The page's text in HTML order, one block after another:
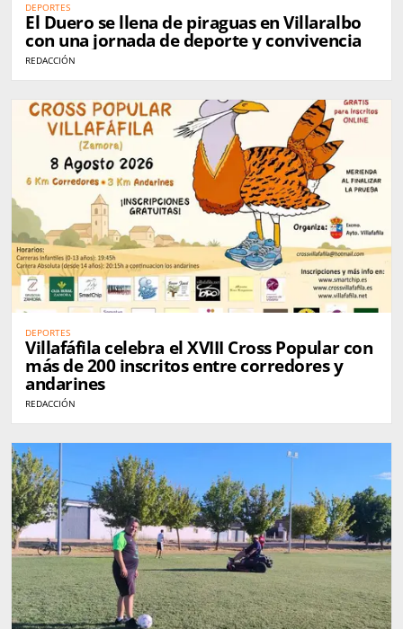
DEPORTES
El Duero se llena de piraguas en Villaralbo
con una jornada de deporte y convivencia
REDACCIÓN
DEPORTES
Villafáfila celebra el XVIII Cross Popular con
más de 200 inscritos entre corredores y
andarines
REDACCIÓN